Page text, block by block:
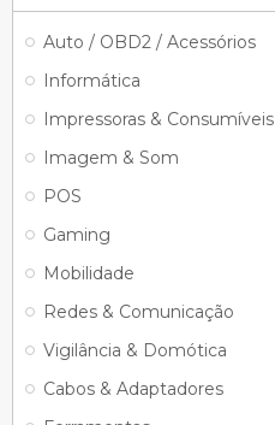
Auto / OBD2 / Acessórios
Informática
Impressoras & Consumíveis
Imagem & Som
POS
Gaming
Mobilidade
Redes & Comunicação
Vigilância & Domótica
Cabos & Adaptadores